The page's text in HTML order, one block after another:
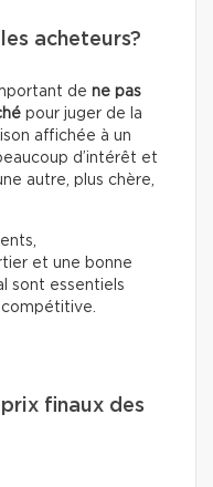
acheteurs?
de ne pas
pour juger de la
affichée à un
d’intérêt et
autre, plus chère,
et une bonne
sont essentiels
finaux des